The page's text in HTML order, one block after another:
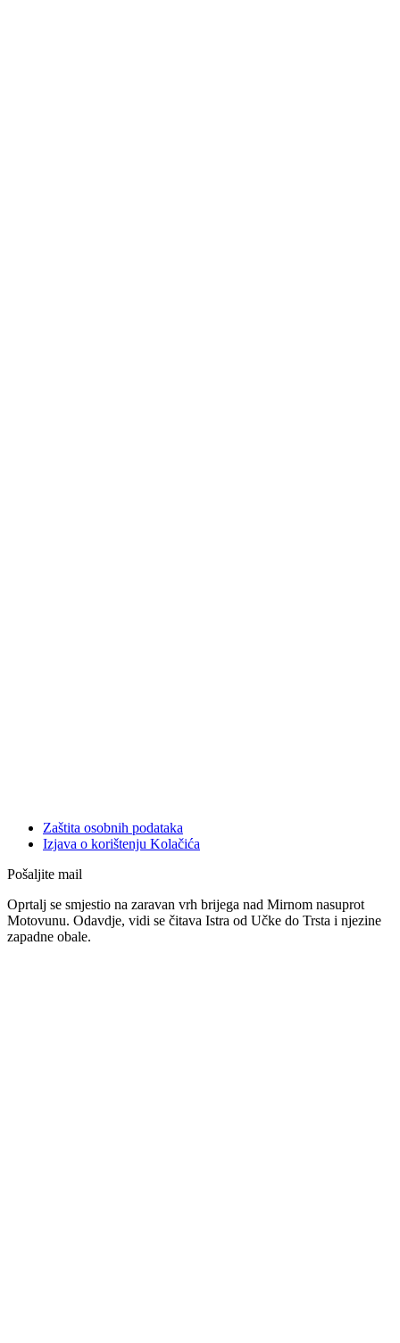
Zaštita osobnih podataka
Izjava o korištenju Kolačića
Pošaljite mail
Oprtalj se smjestio na zaravan vrh brijega nad Mirnom nasuprot
Motovunu. Odavdje, vidi se čitava Istra od Učke do Trsta i njezine
zapadne obale.